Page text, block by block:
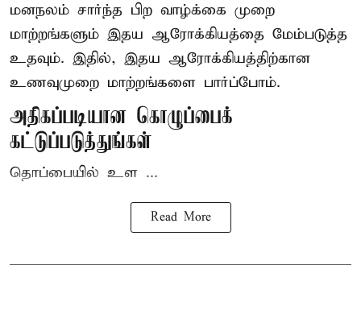
மனநலம் சார்ந்த பிற வாழ்க்கை முறை
மாற்றங்களும் இதய ஆரோக்கியத்தை மேம்படுத்த
உதவும். இதில், இதய ஆரோக்கியத்திற்கான
உணவுமுறை மாற்றங்களை பார்ப்போம்.
அதிகப்படியான கொழுப்பைக்
கட்டுப்படுத்துங்கள்
தொப்பையில் உள ...
Read More